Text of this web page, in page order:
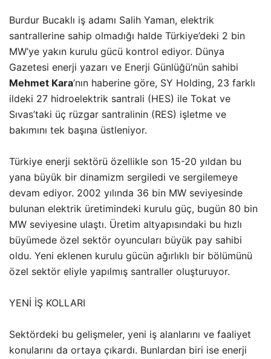
Burdur Bucaklı iş adamı Salih Yaman, elektrik
santrallerine sahip olmadığı halde Türkiye’deki 2 bin
MW’ye yakın kurulu gücü kontrol ediyor. Dünya
Gazetesi enerji yazarı ve Enerji Günlüğü’nün sahibi
Mehmet Kara’nın haberine göre, SY Holding, 23 farklı
ildeki 27 hidroelektrik santrali (HES) ile Tokat ve
Sıvas’taki üç rüzgar santralinin (RES) işletme ve
bakımını tek başına üstleniyor.
Türkiye enerji sektörü özellikle son 15-20 yıldan bu
yana büyük bir dinamizm sergiledi ve sergilemeye
devam ediyor. 2002 yılında 36 bin MW seviyesinde
bulunan elektrik üretimindeki kurulu güç, bugün 80 bin
MW seviyesine ulaştı. Üretim altyapısındaki bu hızlı
büyümede özel sektör oyuncuları büyük pay sahibi
oldu. Yeni eklenen kurulu gücün ağırlıklı bir bölümünü
özel sektör eliyle yapılmış santraller oluşturuyor.
YENİ İŞ KOLLARI
Sektördeki bu gelişmeler, yeni iş alanlarını ve faaliyet
konularını da ortaya çıkardı. Bunlardan biri ise enerji